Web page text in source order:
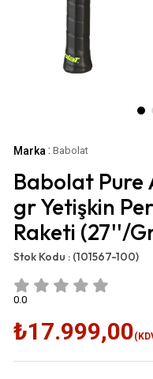
Marka : Babolat
Babolat Pure
gr Yetişkin
Raketi (27''/
Stok Kodu : (101567-100)
0.0
₺17.999,00